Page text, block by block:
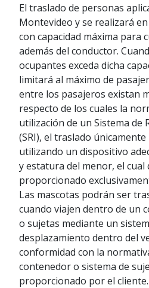
El traslado de personas
Montevideo y se realizará
con capacidad máxima para
además del conductor.
ocupantes exceda dicha
limitará al máximo de
entre los pasajeros existan
respecto de los cuales la
utilización de un Sistema de
(SRI), el traslado
utilizando un dispositivo
y estatura del menor, el cual
proporcionado
Las mascotas podrán ser
cuando viajen dentro de un
o sujetas mediante un
desplazamiento dentro del
conformidad con la
contenedor o sistema de
proporcionado por el cliente.